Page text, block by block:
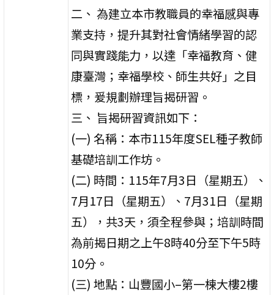
二、 為建立本市教職員的幸福感與專
業支持，提升其對社會情緒學習的認
同與實踐能力，以達「幸福教育、健
康臺灣；幸福學校、師生共好」之目
標，爰規劃辦理旨揭研習。
三、 旨揭研習資訊如下：
(一) 名稱：本市115年度SEL種子教師
基礎培訓工作坊。
(二) 時間：115年7月3日（星期五）、
7月17日（星期五）、7月31日（星期
五），共3天，須全程參與；培訓時間
為前揭日期之上午8時40分至下午5時
10分。
(三) 地點：山豐國小–第一棟大樓2樓